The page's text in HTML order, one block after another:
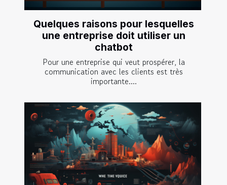
Quelques raisons pour lesquelles
une entreprise doit utiliser un
chatbot
Pour une entreprise qui veut prospérer, la
communication avec les clients est très
importante....